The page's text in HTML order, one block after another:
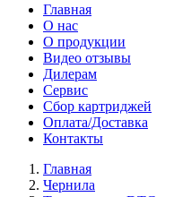
Главная
О нас
О продукции
Видео отзывы
Дилерам
Сервис
Сбор картриджей
Оплата/Доставка
Контакты
Главная
Чернила